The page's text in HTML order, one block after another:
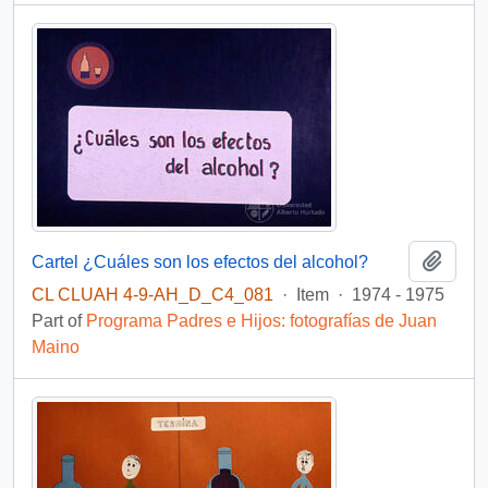
Cartel ¿Cuáles son los efectos del alcohol?
CL CLUAH 4-9-AH_D_C4_081
· Item · 1974 - 1975
Part of Programa Padres e Hijos: fotografías de Juan
Maino